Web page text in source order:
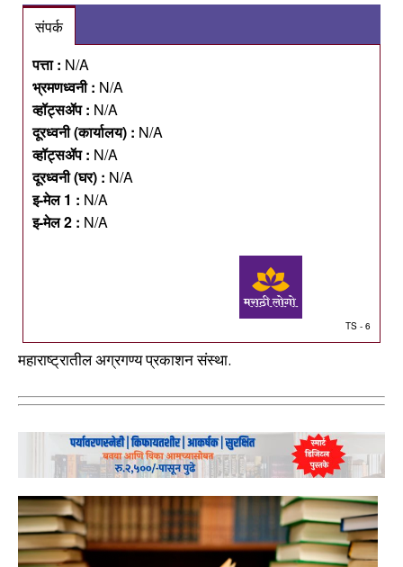
संपर्क
पत्ता : N/A
भ्रमणध्वनी : N/A
व्हॉट्सॲप : N/A
दूरध्वनी (कार्यालय) : N/A
व्हॉट्सॲप : N/A
दूरध्वनी (घर) : N/A
इ-मेल 1 : N/A
इ-मेल 2 : N/A
TS - 6
महाराष्ट्रातील अग्रगण्य प्रकाशन संस्था.